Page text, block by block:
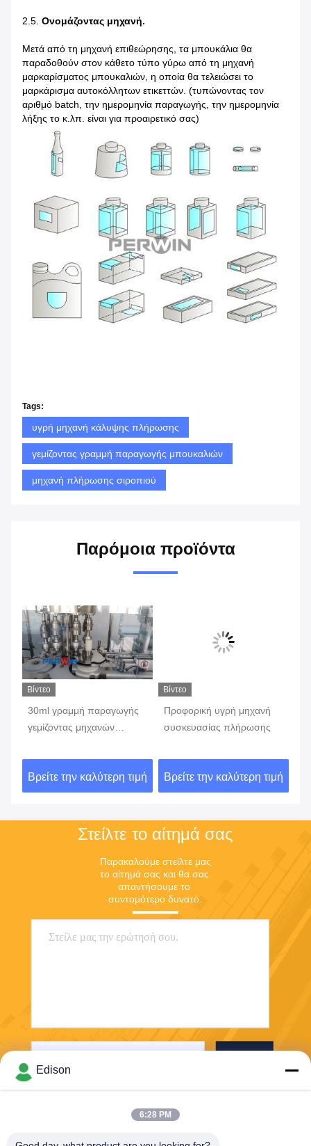
2.5. Ονομάζοντας μηχανή.
Μετά από τη μηχανή επιθεώρησης, τα μπουκάλια θα
παραδοθούν στον κάθετο τύπο γύρω από τη μηχανή
μαρκαρίσματος μπουκαλιών, η οποία θα τελειώσει το
μαρκάρισμα αυτοκόλλητων ετικεττών. (τυπώνοντας τον
αριθμό batch, την ημερομηνία παραγωγής, την ημερομηνία
λήξης το κ.λπ. είναι για προαιρετικό σας)
Tags:
υγρή μηχανή κάλυψης πλήρωσης
γεμίζοντας γραμμή παραγωγής μπουκαλιών
μηχανή πλήρωσης σιροπιού
Παρόμοια προϊόντα
Βίντεο
30ml γραμμή παραγωγής
γεμίζοντας μηχανών
Βρείτε την καλύτερη τιμή
Βίντεο
Προφορική υγρή μηχανή
συσκευασίας πλήρωσης
Βρείτε την καλύτερη τιμή
Στείλτε το αίτημά σας
Παρακαλούμε στείλτε μας
το αίτημά σας και θα σας
απαντήσουμε το
συντομότερο δυνατό.
Edison
6:28 PM